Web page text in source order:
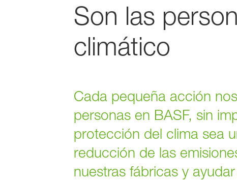
Son las
climático
Cada pequeña acción
personas en BASF, sin
protección del clima sea
reducción de las
nuestras fábricas y